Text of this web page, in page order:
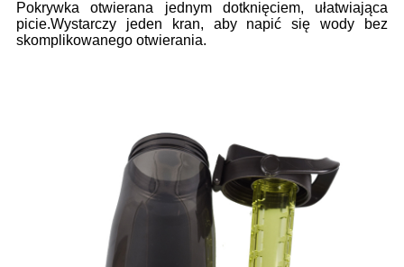
Pokrywka otwierana jednym dotknięciem, ułatwiająca
picie.Wystarczy jeden kran, aby napić się wody bez
skomplikowanego otwierania.